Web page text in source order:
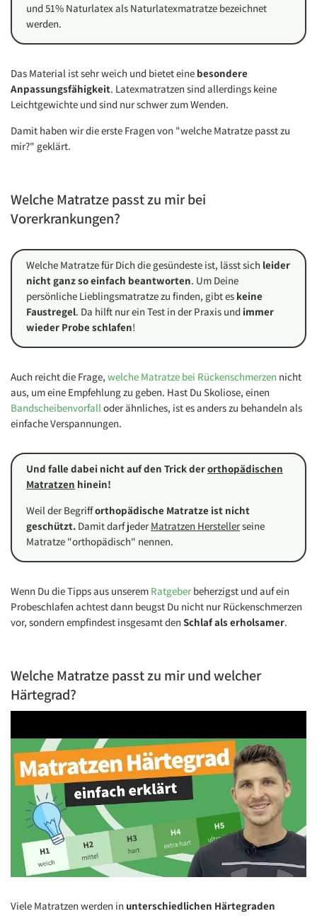
und 51% Naturlatex als Naturlatexmatratze bezeichnet
werden.
Das Material ist sehr weich und bietet eine besondere
Anpassungsfähigkeit. Latexmatratzen sind allerdings keine
Leichtgewichte und sind nur schwer zum Wenden.
Damit haben wir die erste Fragen von "welche Matratze passt zu
mir?" geklärt.
Welche Matratze passt zu mir bei
Vorerkrankungen?
Welche Matratze für Dich die gesündeste ist, lässt sich leider
nicht ganz so einfach beantworten. Um Deine
persönliche Lieblingsmatratze zu finden, gibt es keine
Faustregel. Da hilft nur ein Test in der Praxis und immer
wieder Probe schlafen!
Auch reicht die Frage, welche Matratze bei Rückenschmerzen nicht
aus, um eine Empfehlung zu geben. Hast Du Skoliose, einen
Bandscheibenvorfall oder ähnliches, ist es anders zu behandeln als
einfache Verspannungen.
Und falle dabei nicht auf den Trick derorthopädischen
Matratzen hinein!
Weil der Begrifforthopädische Matratze ist nicht
geschützt. Damit darf jeder Matratzen Herstellerseine
Matratze "orthopädisch" nennen.
Wenn Du die Tipps aus unserem Ratgeber beherzigst und auf ein
Probeschlafen achtest dann beugst Du nicht nur Rückenschmerzen
vor, sondern empfindest insgesamt den Schlaf als erholsamer.
Welche Matratze passt zu mir und welcher
Härtegrad?
Viele Matratzen werden in unterschiedlichen Härtegraden